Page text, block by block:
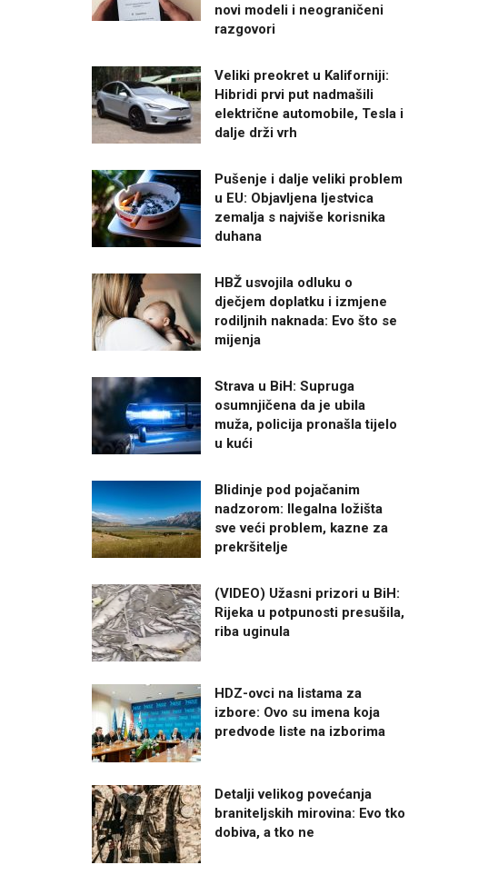
novi modeli i neograničeni
razgovori
Veliki preokret u Kaliforniji:
Hibridi prvi put nadmašili
električne automobile, Tesla i
dalje drži vrh
Pušenje i dalje veliki problem
u EU: Objavljena ljestvica
zemalja s najviše korisnika
duhana
HBŽ usvojila odluku o
dječjem doplatku i izmjene
rodiljnih naknada: Evo što se
mijenja
Strava u BiH: Supruga
osumnjičena da je ubila
muža, policija pronašla tijelo
u kući
Blidinje pod pojačanim
nadzorom: Ilegalna ložišta
sve veći problem, kazne za
prekršitelje
(VIDEO) Užasni prizori u BiH:
Rijeka u potpunosti presušila,
riba uginula
HDZ-ovci na listama za
izbore: Ovo su imena koja
predvode liste na izborima
Detalji velikog povećanja
braniteljskih mirovina: Evo tko
dobiva, a tko ne